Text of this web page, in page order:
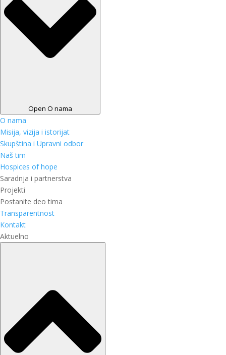
Open O nama
O nama
Misija, vizija i istorijat
Skupština i Upravni odbor
Naš tim
Hospices of hope
Saradnja i partnerstva
Projekti
Postanite deo tima
Transparentnost
Kontakt
Aktuelno